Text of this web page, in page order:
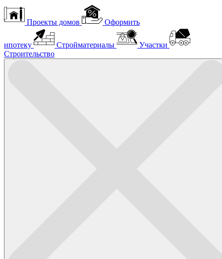
Проекты домов Оформить
ипотеку Стройматериалы
Участки
Строительство